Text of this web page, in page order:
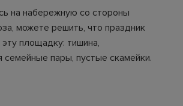
на набережную со стороны
можете решить, что праздник
площадку: тишина,
семейные пары, пустые скамейки.